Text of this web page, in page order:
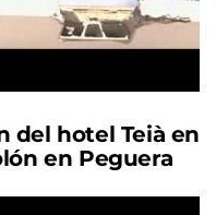
del hotel Teià en
en Peguera